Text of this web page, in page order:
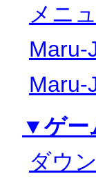
メニ
Maru-
Maru-
▼ゲー
ダウ